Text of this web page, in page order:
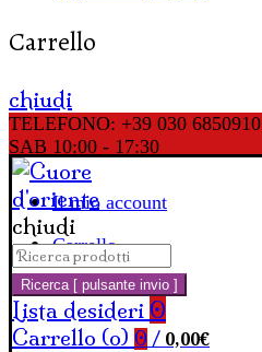
Carrello
chiudi
TELEFONO: +39 030 6850910
SAB 10:00 - 17:30
Il mio account
Carrello
chiudi
Cerca:
Ricerca [ pulsante invio ]
Lista desideri 0
Carrello (o) 0 / 0,00€